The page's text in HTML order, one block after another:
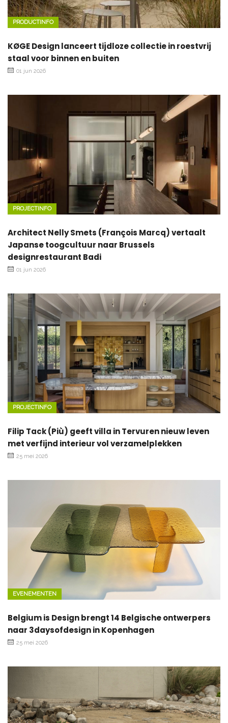
PRODUCTINFO
KØGE Design lanceert tijdloze collectie in roestvrij
staal voor binnen en buiten
01 jun 2026
PROJECTINFO
Architect Nelly Smets (François Marcq) vertaalt
Japanse toogcultuur naar Brussels
designrestaurant Badi
01 jun 2026
PROJECTINFO
Filip Tack (Più) geeft villa in Tervuren nieuw leven
met verfijnd interieur vol verzamelplekken
25 mei 2026
EVENEMENTEN
Belgium is Design brengt 14 Belgische ontwerpers
naar 3daysofdesign in Kopenhagen
25 mei 2026